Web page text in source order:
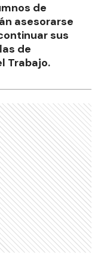
de
asesorarse
sus
de
Trabajo.